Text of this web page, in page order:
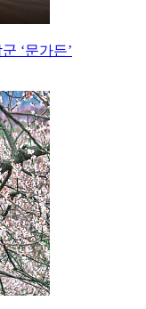
‘문가든’